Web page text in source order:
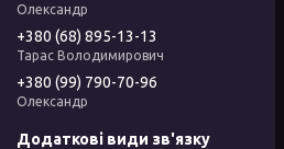
Олександр
+380 (68) 895-13-13
Тарас Володимирович
+380 (99) 790-70-96
Олександр